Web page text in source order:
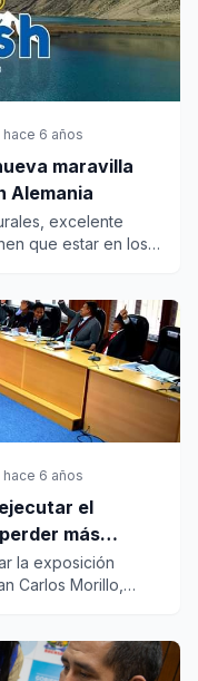
hace 6 años
maravilla
Alemania
excelente
que estar en los
hace 6 años
el
más
la exposición
Carlos Morillo,